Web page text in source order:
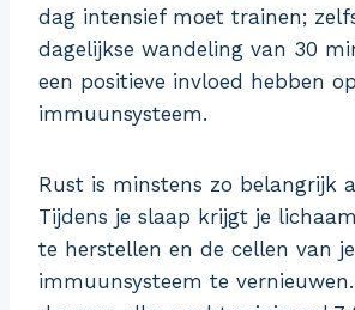
dag intensief moet trainen;
dagelijkse wandeling van 30
een positieve invloed hebben
immuunsysteem.
Rust is minstens zo belangrijk
Tijdens je slaap krijgt je
te herstellen en de cellen van je
immuunsysteem te